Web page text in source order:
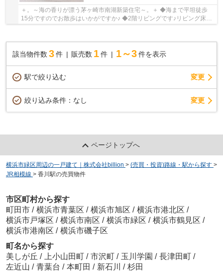
＋。～海の香りが漂う茅ヶ崎市南湖新築住宅～。＋ ◆海まで平坦徒歩
15分ですのでお散歩はいかがですか♪ ◆2階リビングです♪リビング床暖
該当物件数 3件 販売数 1 件 1～3 件を表示
駅で絞り込む 変更
絞り込み条件： なし 変更
ページトップへ
横浜市緑区周辺の一戸建て｜株式会社billion > (売買・投資)路線・駅から探す >
JR相模線 > 香川駅の売買物件
市区町村から探す
町田市 / 横浜市青葉区 / 横浜市旭区 / 横浜市港北区 /
横浜市戸塚区 / 横浜市南区 / 横浜市緑区 / 横浜市鶴見区 /
横浜市港南区 / 横浜市磯子区
町名から探す
美しが丘 / 上小山田町 / 市沢町 / 玉川学園 / 長津田町 /
左近山 / 青葉台 / 本町田 / 新石川 / 杉田